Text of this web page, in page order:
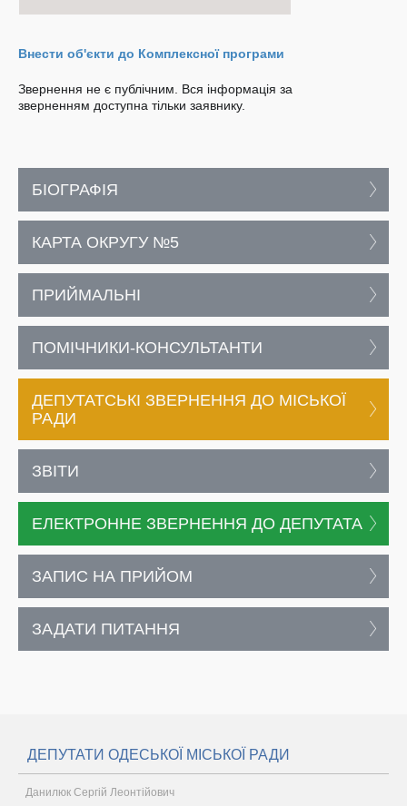
Внести об'єкти до Комплексної програми
Звернення не є публічним. Вся інформація за
зверненням доступна тільки заявнику.
БІОГРАФІЯ
КАРТА ОКРУГУ №5
ПРИЙМАЛЬНІ
ПОМІЧНИКИ-КОНСУЛЬТАНТИ
ДЕПУТАТСЬКІ ЗВЕРНЕННЯ ДО МІСЬКОЇ
РАДИ
ЗВІТИ
ЕЛЕКТРОННЕ ЗВЕРНЕННЯ ДО ДЕПУТАТА
ЗАПИС НА ПРИЙОМ
ЗАДАТИ ПИТАННЯ
ДЕПУТАТИ ОДЕСЬКОЇ МІСЬКОЇ РАДИ
Данилюк Сергій Леонтійович